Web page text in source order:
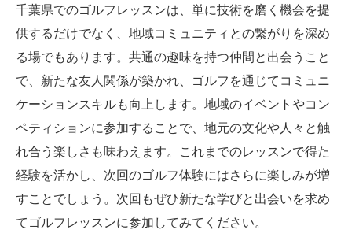
千葉県でのゴルフレッスンは、単に技術を磨く機会を提
供するだけでなく、地域コミュニティとの繋がりを深め
る場でもあります。共通の趣味を持つ仲間と出会うこと
で、新たな友人関係が築かれ、ゴルフを通じてコミュニ
ケーションスキルも向上します。地域のイベントやコン
ペティションに参加することで、地元の文化や人々と触
れ合う楽しさも味わえます。これまでのレッスンで得た
経験を活かし、次回のゴルフ体験にはさらに楽しみが増
すことでしょう。次回もぜひ新たな学びと出会いを求め
てゴルフレッスンに参加してみてください。